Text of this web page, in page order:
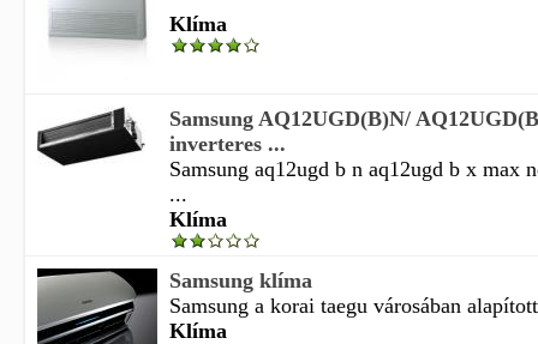
Klíma
Samsung AQ12UGD(B)N/
inverteres ...
Samsung aq12ugd b n aq12ugd b x max
...
Klíma
Samsung klíma
Samsung a korai taegu városában
Klíma